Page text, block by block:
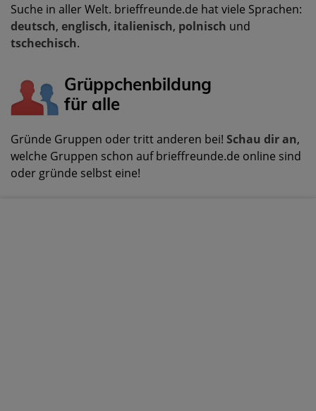
Suche in aller Welt. brieffreunde.de hat viele Sprachen:
deutsch, englisch, italienisch, polnisch und
tschechisch.
Grüppchenbildung
für alle
Gründe Gruppen oder tritt anderen bei! Schau dir an,
welche Gruppen schon auf brieffreunde.de online sind
oder gründe selbst eine!